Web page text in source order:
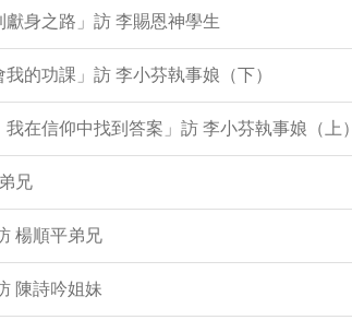
身之路」訪 李賜恩神學生
的功課」訪 李小芬執事娘（下）
在信仰中找到答案」訪 李小芬執事娘（上）
兄
楊順平弟兄
陳詩吟姐妹